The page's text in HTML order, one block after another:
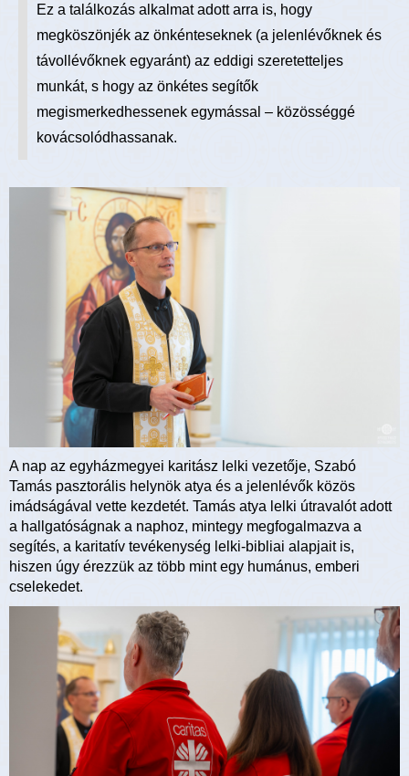
Ez a találkozás alkalmat adott arra is, hogy
megköszönjék az önkénteseknek (a jelenlévőknek és
távollévőknek egyaránt) az eddigi szeretetteljes
munkát, s hogy az önkétes segítők
megismerkedhessenek egymással – közösséggé
kovácsolódhassanak.
A nap az egyházmegyei karitász lelki vezetője, Szabó
Tamás pasztorális helynök atya és a jelenlévők közös
imádságával vette kezdetét. Tamás atya lelki útravalót adott
a hallgatóságnak a naphoz, mintegy megfogalmazva a
segítés, a karitatív tevékenység lelki-bibliai alapjait is,
hiszen úgy érezzük az több mint egy humánus, emberi
cselekedet.